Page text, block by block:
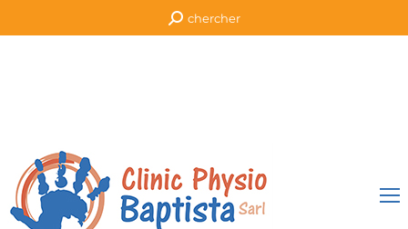
Recherche
:
chercher